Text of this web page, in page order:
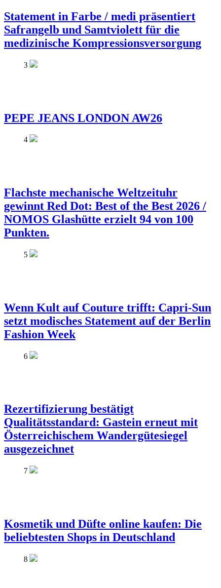
Statement in Farbe / medi präsentiert
Safrangelb und Samtviolett für die
medizinische Kompressionsversorgung
3
PEPE JEANS LONDON AW26
4
Flachste mechanische Weltzeituhr
gewinnt Red Dot: Best of the Best 2026 /
NOMOS Glashütte erzielt 94 von 100
Punkten.
5
Wenn Kult auf Couture trifft: Capri-Sun
setzt modisches Statement auf der Berlin
Fashion Week
6
Rezertifizierung bestätigt
Qualitätsstandard: Gastein erneut mit
Österreichischem Wandergütesiegel
ausgezeichnet
7
Kosmetik und Düfte online kaufen: Die
beliebtesten Shops in Deutschland
8